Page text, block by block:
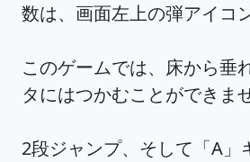
数は、画面左上の弾アイコ
このゲームでは、床から垂
タにはつかむことができま
2段ジャンプ、そして「A」